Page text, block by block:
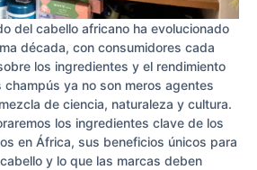
del cabello africano ha evolucionado
década, con consumidores cada
los ingredientes y el rendimiento
ya no son meros agentes
de ciencia, naturaleza y cultura.
los ingredientes clave de los
en África, sus beneficios únicos para
y lo que las marcas deben